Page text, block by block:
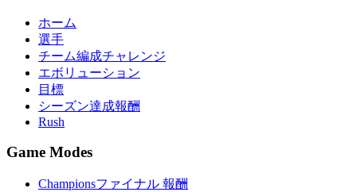
ホーム
選手
チーム編成チャレンジ
エボリューション
目標
シーズン達成報酬
Rush
Game Modes
Championsファイナル 報酬